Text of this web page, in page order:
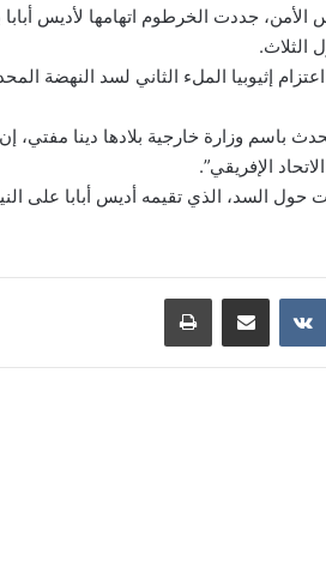
جددت الخرطوم اتهامها لأديس أبابا
الثلاث.
إثيوبيا الملء الثاني لسد النهضة
باسم وزارة خارجية بلادها دينا مفتي، إن
الإفريقي”.
حول السد، الذي تقيمه أديس أبابا على
مشاركة عبر البريد طباعة